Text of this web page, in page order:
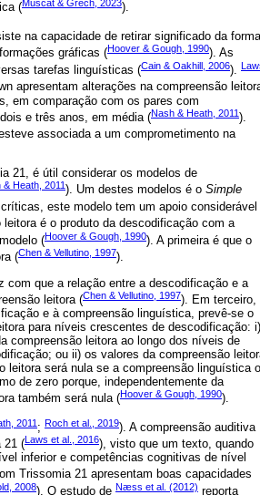
(Muscat & Grech, 2023).
na capacidade de retirar significado da forma
gráficas (Hoover & Gough, 1990). As
tarefas linguísticas (Cain & Oakhill, 2006).
apresentam alterações na compreensão
em comparação com os pares com
e três anos, em média (Nash & Heath, 2011).
associada a um comprometimento na
21, é útil considerar os modelos de
& Heath, 2011). Um destes modelos é o Simple
este modelo tem um apoio considerável
é o produto da descodificação com a
(Hoover & Gough, 1990). A primeira é que o
(Chen & Vellutino, 1997).
com que a relação entre a descodificação e a
leitora (Chen & Vellutino, 1997). Em terceiro,
e à compreensão linguística, prevê-se o
para níveis crescentes de descodificação: i)
compreensão leitora ao longo dos níveis de
ou ii) os valores da compreensão
leitora será nula se a compreensão linguística o
de zero porque, independentemente da
também será nula (Hoover & Gough, 1990).
2011 ; Roch et al., 2019). A compreensão auditiva
21 (Laws et al., 2016), visto que um texto, quando
inferior e competências cognitivas de nível
Trissomia 21 apresentam boas capacidades
2008). O estudo de Næss et al. (2012) reporta